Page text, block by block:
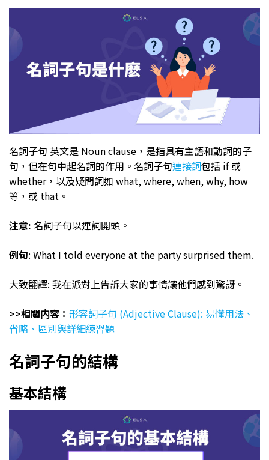
名詞子句 英文是 Noun clause，是指具有主語和動詞的子
句，但在句中起名詞的作用。名詞子句連接詞包括 if 或
whether，以及疑問詞如 what, where, when, why, how
等，或 that。
注意: 名詞子句以連詞開頭。
例句: What I told everyone at the party surprised them.
大致翻譯: 我在派對上告訴大家的事情讓他們感到驚訝。
>>相關内容： 形容詞子句 (Adjective Clause): 易懂用法、
省略、區別與詳細練習題
名詞子句的結構
基本結構